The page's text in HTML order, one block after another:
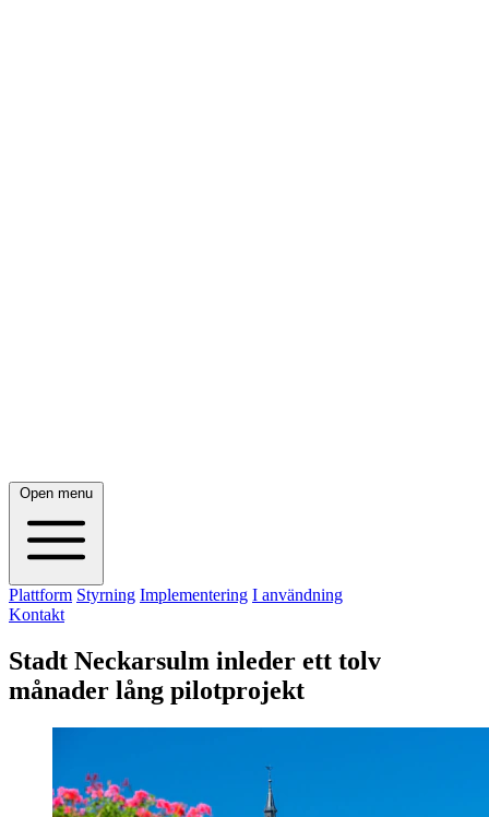
Open menu
Plattform Styrning Implementering I användning
Kontakt
Stadt Neckarsulm inleder ett tolv
månader lång pilotprojekt